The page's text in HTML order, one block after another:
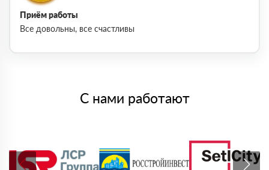
Приём работы
Все довольны, все счастливы
С нами работают